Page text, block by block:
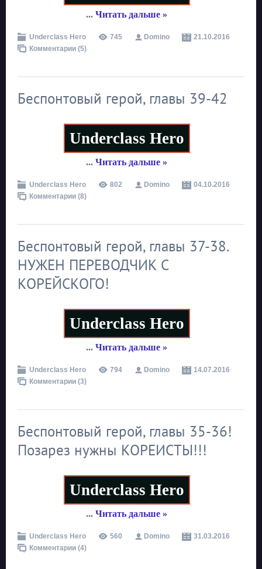
... Читать дальше »
Underclass Hero 745 Domino
21.10.2016
Комментарии (5)
Беспонтовый герой, главы 39-42
Underclass Hero
... Читать дальше »
Underclass Hero 802 Domino
04.10.2016
Комментарии (8)
Беспонтовый герой, главы 37-38.
НУЖЕН ПЕРЕВОДЧИК С
КОРЕЙСКОГО!
Underclass Hero
... Читать дальше »
Underclass Hero 794 Domino
14.07.2016
Комментарии (3)
Беспонтовый герой, главы 35-36!
Позарез нужны КОРЕИСТЫ!!!
Underclass Hero
... Читать дальше »
Underclass Hero 560 Domino
31.03.2016
Комментарии (4)